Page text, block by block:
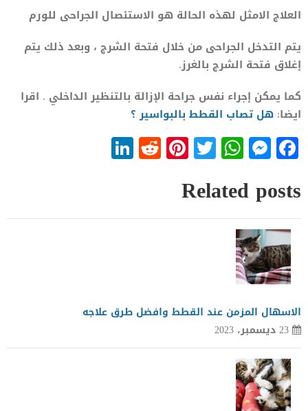
العلاج الامثل لهذه الحالة هو الاستئصال الجراحى للورم
يتم التدخل الجراحى من خلال فتحة الشرج ، وبعد ذلك يتم
إغلاق فتحة الشرج بالغرز.
كما يمكن إجراء نفس جراحة الإزالة بالتنظير الداخلي . اقرا
ايضا: هل تصاب القطط بالبواسير ؟
Facebook
Messenger
WhatsApp
Twitter
Pinterest
Reddit
Related posts
الاسهال المزمن عند القطط وافضل طرق علاجه
23 ديسمبر، 2023